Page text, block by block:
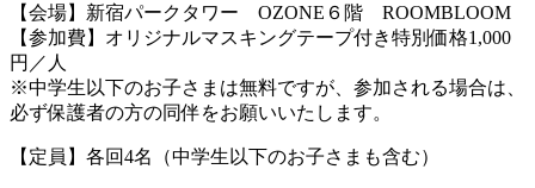
【会場】新宿パークタワー OZONE６階 ROOMBLOOM
【参加費】オリジナルマスキングテープ付き特別価格1,000
円／人
※中学生以下のお子さまは無料ですが、参加される場合は、
必ず保護者の方の同伴をお願いいたします。
【定員】各回4名（中学生以下のお子さまも含む）